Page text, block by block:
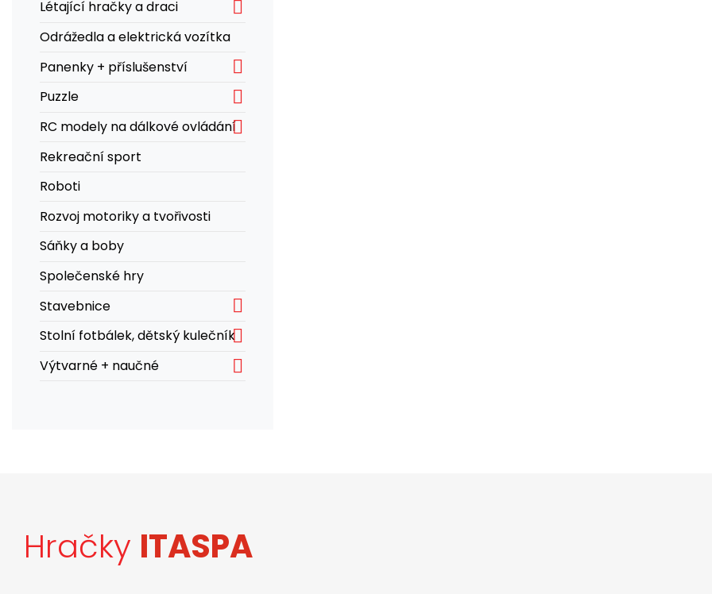
Létající hračky a draci

Odrážedla a elektrická vozítka
Panenky + příslušenství

Puzzle 
RC modely na dálkové ovládání
Rekreační sport
Roboti
Rozvoj motoriky a tvořivosti
Sáňky a boby
Společenské hry
Stavebnice

Stolní fotbálek, dětský kulečník
Výtvarné + naučné 
Hračky ITASPA